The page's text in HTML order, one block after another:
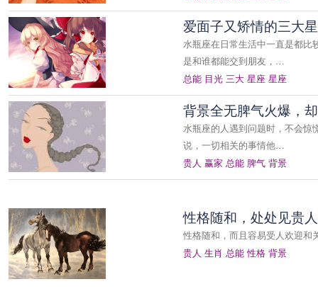
爱面子又矫情的三大
水瓶座在日常生活中一直是都比
是和谁都能交到朋友，…
总能 目光 三大 星座 星座
背景全无脾气火爆，
水瓶座的人遇到问题时，不会惊
说，一切相关的事情他…
贵人 赢家 总能 脾气 背景
性格随和，处处见贵
性格随和，而且容易受人欢迎和
贵人 生肖 总能 性格 背景